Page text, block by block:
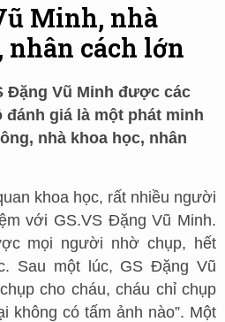
Minh, nhà
nhân cách lớn
Đặng Vũ Minh được các
đánh giá là một phát minh
nhà khoa học, nhân
khoa học, rất nhiều người
với GS.VS Đặng Vũ Minh.
mọi người nhờ chụp, hết
Sau một lúc, GS Đặng Vũ
cho cháu, cháu chỉ chụp
không có tấm ảnh nào”. Một